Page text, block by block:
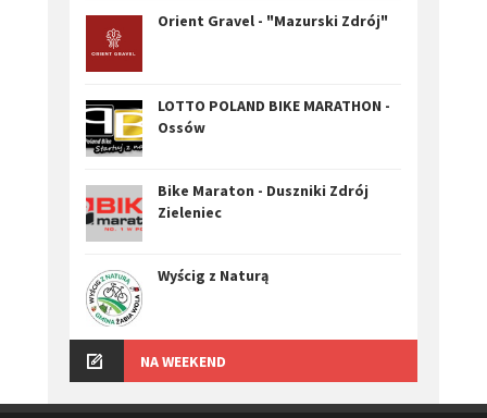
Orient Gravel - "Mazurski Zdrój"
LOTTO POLAND BIKE MARATHON -
Ossów
Bike Maraton - Duszniki Zdrój
Zieleniec
Wyścig z Naturą
NA WEEKEND